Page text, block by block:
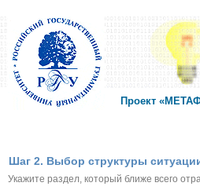
Проект
Шаг 2. Выбор структуры
Укажите раздел, который ближе всего